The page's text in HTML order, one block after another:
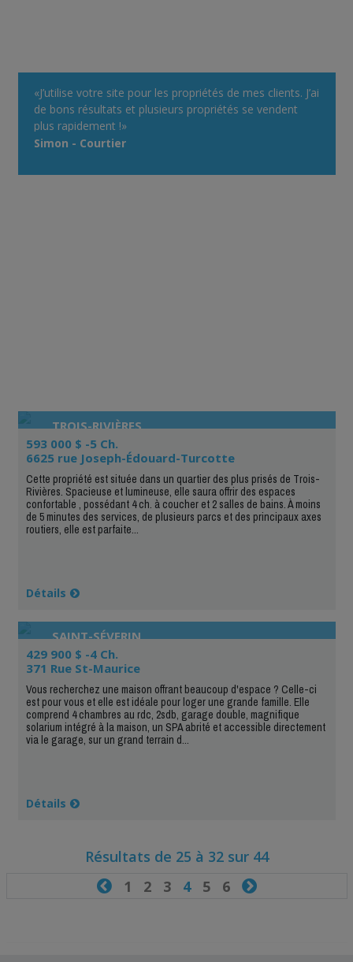
«J’utilise votre site pour les propriétés de mes clients. J’ai
de bons résultats et plusieurs propriétés se vendent
plus rapidement !»
Simon - Courtier
TROIS-RIVIÈRES
593 000 $ -5 Ch.
6625 rue Joseph-Édouard-Turcotte
Cette propriété est située dans un quartier des plus prisés de Trois-
Rivières. Spacieuse et lumineuse, elle saura offrir des espaces
confortable , possédant 4 ch. à coucher et 2 salles de bains. À moins
de 5 minutes des services, de plusieurs parcs et des principaux axes
routiers, elle est parfaite...
Détails
SAINT-SÉVERIN
429 900 $ -4 Ch.
371 Rue St-Maurice
Vous recherchez une maison offrant beaucoup d'espace ? Celle-ci
est pour vous et elle est idéale pour loger une grande famille. Elle
comprend 4 chambres au rdc, 2sdb, garage double, magnifique
solarium intégré à la maison, un SPA abrité et accessible directement
via le garage, sur un grand terrain d...
Détails
Résultats de 25 à 32 sur 44
 1 2 34 5 6 